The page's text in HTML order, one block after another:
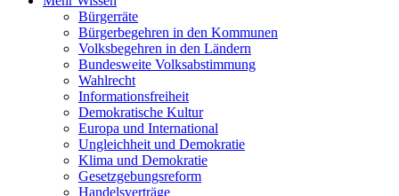
Bürgerräte
Bürgerbegehren in den Kommunen
Volksbegehren in den Ländern
Bundesweite Volksabstimmung
Wahlrecht
Informationsfreiheit
Demokratische Kultur
Europa und International
Ungleichheit und Demokratie
Klima und Demokratie
Gesetzgebungsreform
Handelsverträge